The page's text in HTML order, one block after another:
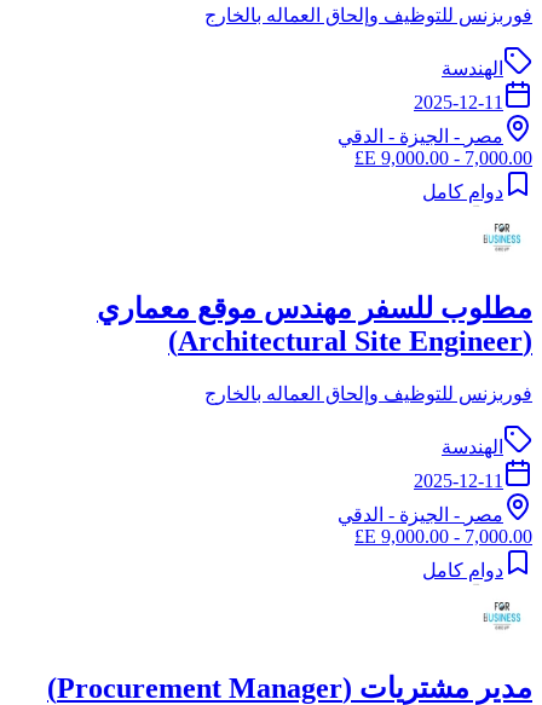
فوربزنس للتوظيف وإلحاق العماله بالخارج
الهندسة
2025-12-11
مصر - الجيزة - الدقي
7,000.00 - 9,000.00 E£
دوام كامل
مطلوب للسفر مهندس موقع معماري
(Architectural Site Engineer)
فوربزنس للتوظيف وإلحاق العماله بالخارج
الهندسة
2025-12-11
مصر - الجيزة - الدقي
7,000.00 - 9,000.00 E£
دوام كامل
مدير مشتريات (Procurement Manager)